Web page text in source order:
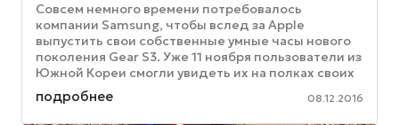
Совсем немного времени потребовалось
компании Samsung, чтобы вслед за Apple
выпустить свои собственные умные часы нового
поколения Gear S3. Уже 11 ноября пользователи из
Южной Кореи смогли увидеть их на полках своих
магазинов электроники, а еще ...
подробнее 08.12.2016